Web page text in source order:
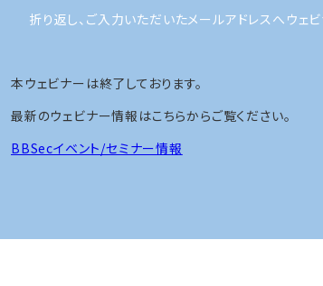
折り返し、ご入力いただいたメールアドレスへウェ
本ウェビナーは終了しております。
最新のウェビナー情報はこちらからご覧ください。
BBSecイベント/セミナー情報